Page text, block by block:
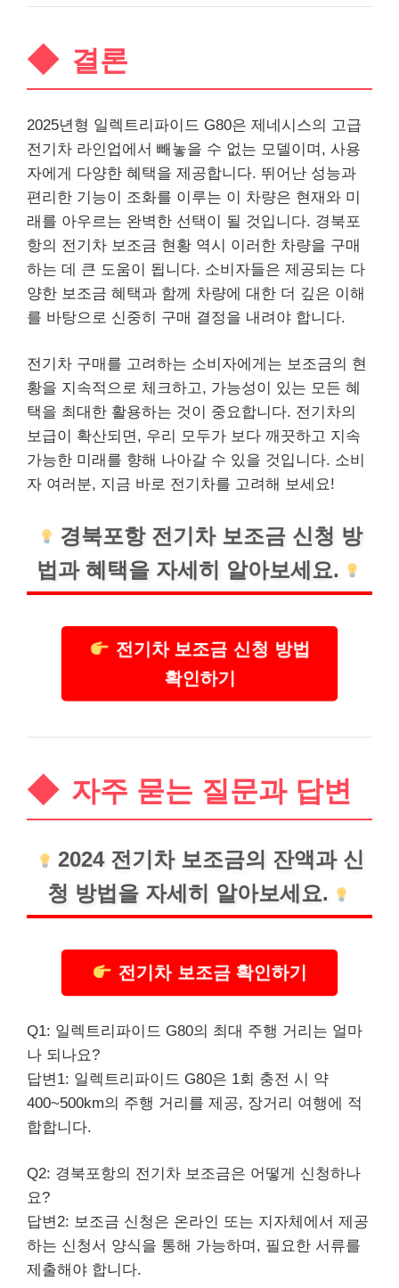
결론
2025년형 일렉트리파이드 G80은 제네시스의 고급
전기차 라인 업에서 빼놓을 수 없는 모델이며, 사용
자에게 다양한 혜택을 제공합니다. 뛰어난 성능과
편리한 기능이 조화를 이루는 이 차량은 현재와 미
래를 아우르는 완벽한 선택이 될 것입니다. 경북포
항의 전기차 보조금 현황 역시 이러한 차량을 구매
하는 데 큰 도움이 됩니다. 소비자들은 제공되는 다
양한 보조금 혜택과 함께 차량에 대한 더 깊은 이해
를 바탕으로 신중히 구매 결정을 내려야 합니다.
전기차 구매를 고려하는 소비자에게는 보조금의 현
황을 지속적으로 체크하고, 가능성이 있는 모든 혜
택을 최대한 활용하는 것이 중요합니다. 전기차의
보급이 확산되면, 우리 모두가 보다 깨끗하고 지속
가능한 미래를 향해 나아갈 수 있을 것입니다. 소비
자 여러분, 지금 바로 전기차를 고려해 보세요!
경북포항 전기차 보조금 신청 방
법과 혜택을 자세히 알아보세요.
전기차 보조금 신청 방법
확인하기
자주 묻는 질문과 답변
2024 전기차 보조금의 잔액과 신
청 방법을 자세히 알아보세요.
전기차 보조금 확인하기
Q1: 일렉트리파이드 G80의 최대 주행 거리는 얼마
나 되나요?
답변1: 일렉트리파이드 G80은 1회 충전 시 약
400~500km의 주행 거리를 제공, 장거리 여행에 적
합합니다.
Q2: 경북포항의 전기차 보조금은 어떻게 신청하나
요?
답변2: 보조금 신청은 온라인 또는 지자체에서 제공
하는 신청서 양식을 통해 가능하며, 필요한 서류를
제출해야 합니다.